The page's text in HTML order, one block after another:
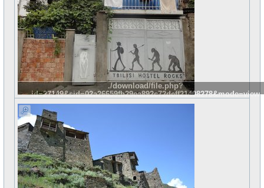
./download/file.php?
id=27149&sid=02a26659fb29ea892c72deff21408278&mode=view